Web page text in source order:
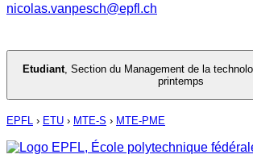
nicolas.vanpesch@epfl.ch
Etudiant, Section du Management de la
printemps
EPFL › ETU › MTE-S › MTE-PME